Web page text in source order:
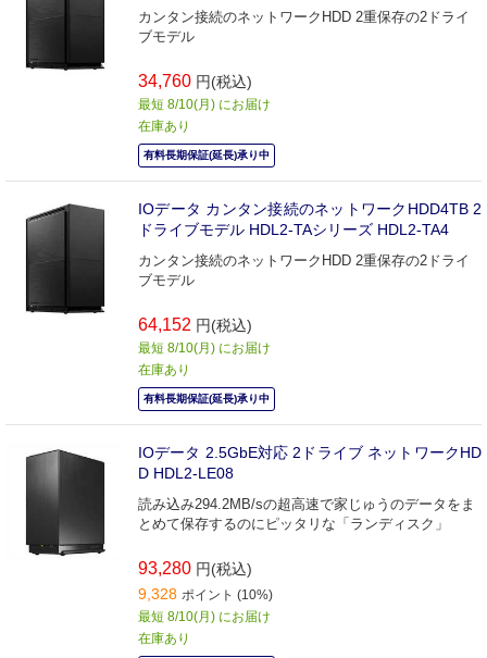
カンタン接続のネットワークHDD 2重保存の2ドライ
ブモデル
34,760 円(税込)
最短 8/10(月) にお届け
在庫あり
有料長期保証(延長)承り中
IOデータ カンタン接続のネットワークHDD4TB 2
ドライブモデル HDL2-TAシリーズ HDL2-TA4
カンタン接続のネットワークHDD 2重保存の2ドライ
ブモデル
64,152 円(税込)
最短 8/10(月) にお届け
在庫あり
有料長期保証(延長)承り中
IOデータ 2.5GbE対応 2ドライブ ネットワークHD
D HDL2-LE08
読み込み294.2MB/sの超高速で家じゅうのデータをま
とめて保存するのにピッタリな「ランディスク」
93,280 円(税込)
9,328 ポイント (10%)
最短 8/10(月) にお届け
在庫あり